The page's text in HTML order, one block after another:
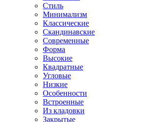
Стиль
Минимализм
Классические
Скандинавские
Современные
Форма
Высокие
Квадратные
Угловые
Низкие
Особенности
Встроенные
Из кладовки
Закрытые